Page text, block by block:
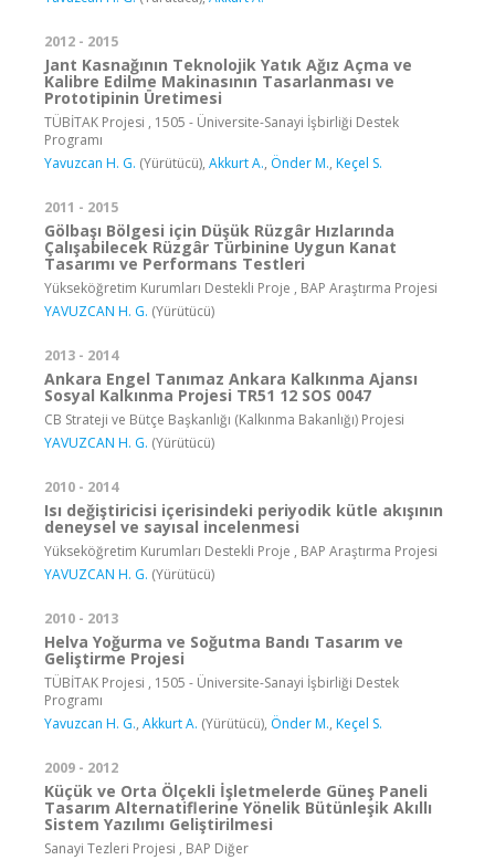
2012 - 2015
Jant Kasnağının Teknolojik Yatık Ağız Açma ve
Kalibre Edilme Makinasının Tasarlanması ve
Prototipinin Üretimesi
TÜBİTAK Projesi , 1505 - Üniversite-Sanayi İşbirliği Destek
Programı
Yavuzcan H. G. (Yürütücü), Akkurt A., Önder M., Keçel S.
2011 - 2015
Gölbaşı Bölgesi için Düşük Rüzgâr Hızlarında
Çalışabilecek Rüzgâr Türbinine Uygun Kanat
Tasarımı ve Performans Testleri
Yükseköğretim Kurumları Destekli Proje , BAP Araştırma Projesi
YAVUZCAN H. G. (Yürütücü)
2013 - 2014
Ankara Engel Tanımaz Ankara Kalkınma Ajansı
Sosyal Kalkınma Projesi TR51 12 SOS 0047
CB Strateji ve Bütçe Başkanlığı (Kalkınma Bakanlığı) Projesi
YAVUZCAN H. G. (Yürütücü)
2010 - 2014
Isı değiştiricisi içerisindeki periyodik kütle akışının
deneysel ve sayısal incelenmesi
Yükseköğretim Kurumları Destekli Proje , BAP Araştırma Projesi
YAVUZCAN H. G. (Yürütücü)
2010 - 2013
Helva Yoğurma ve Soğutma Bandı Tasarım ve
Geliştirme Projesi
TÜBİTAK Projesi , 1505 - Üniversite-Sanayi İşbirliği Destek
Programı
Yavuzcan H. G., Akkurt A. (Yürütücü), Önder M., Keçel S.
2009 - 2012
Küçük ve Orta Ölçekli İşletmelerde Güneş Paneli
Tasarım Alternatiflerine Yönelik Bütünleşik Akıllı
Sistem Yazılımı Geliştirilmesi
Sanayi Tezleri Projesi , BAP Diğer